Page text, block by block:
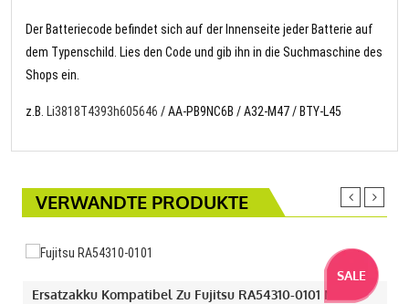
Der Batteriecode befindet sich auf der Innenseite jeder Batterie auf
dem Typenschild. Lies den Code und gib ihn in die Suchmaschine des
Shops ein.
z.B. Li3818T4393h605646 / AA-PB9NC6B / A32-M47 / BTY-L45
VERWANDTE PRODUKTE
SALE
Ersatzakku Kompatibel Zu Fujitsu RA54310-0101 Mit